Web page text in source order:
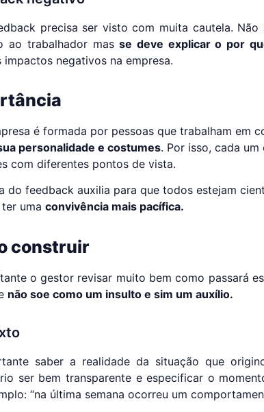
precisa ser visto com muita cautela. Não
ao trabalhador masse deve explicar o por
impactos negativos na empresa.
é formada por pessoas que trabalham em
personalidade e costumes. Por isso, cada
com diferentes pontos de vista.
do feedback auxilia para que todos estejam
ter umaconvivência mais pacífica.
construir
o gestor revisar muito bem como passará
não soe como um insulto e sim um auxílio.
saber a realidade da situação que
ser bem transparente e especificar o
“na última semana ocorreu um